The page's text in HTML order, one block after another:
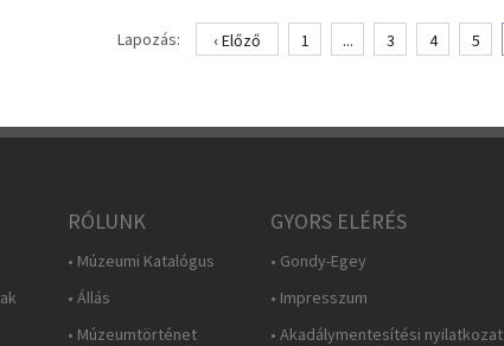
Lapozás: ‹ Előző 1 ... 3 4 5
RÓLUNK
• Múzeumi Katalógus
• Állás
• Múzeumtörténet
GYORS ELÉRÉS
• Gondy-Egey
• Impresszum
• Akadálymentesítési nyilatkozat